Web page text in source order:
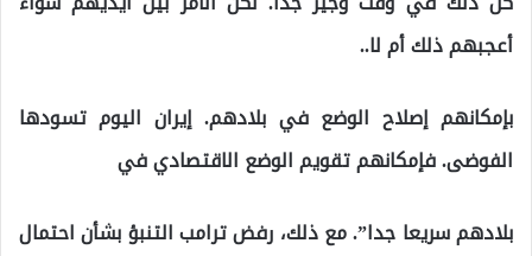
أعجبهم ذلك أم لا..
بإمكانهم إصلاح الوضع في بلادهم. إيران اليوم تسودها
الفوضى. فإمكانهم تقويم الوضع الاقتصادي في
بلادهم سريعا جدا”. مع ذلك، رفض ترامب التنبؤ بشأن احتمال